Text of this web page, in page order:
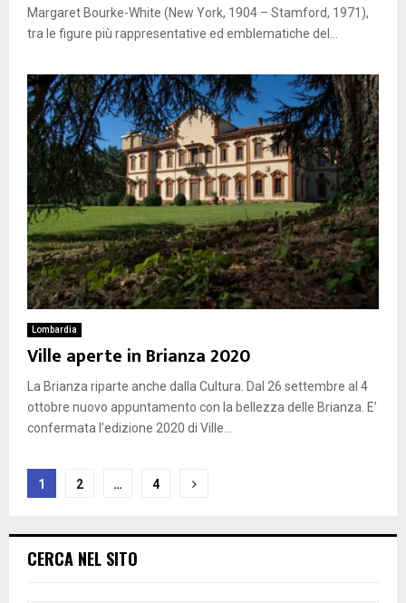
Margaret Bourke-White (New York, 1904 – Stamford, 1971),
tra le figure più rappresentative ed emblematiche del...
Lombardia
Ville aperte in Brianza 2020
La Brianza riparte anche dalla Cultura. Dal 26 settembre al 4
ottobre nuovo appuntamento con la bellezza delle Brianza. E’
confermata l’edizione 2020 di Ville...
Paginazione
articoli
1 2 … 4
CERCA NEL SITO